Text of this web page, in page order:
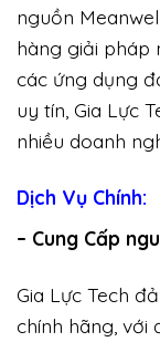
nguồn
hàng giải pháp
các ứng dụng
uy tín, Gia Lực
nhiều doanh
Dịch Vụ Chính:
– Cung Cấp
Gia Lực Tech
chính hãng, với